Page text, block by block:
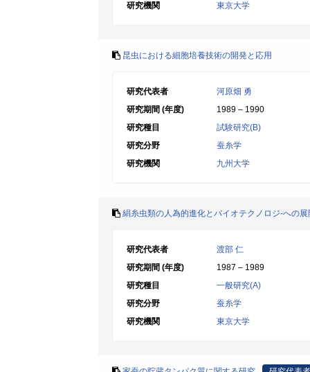
研究機関
東京大学
昆虫における細胞培養技術の開発と応用
研究代表者
河原畑 勇
研究期間 (年度)
1989 – 1990
研究種目
試験研究(B)
研究分野
蚕糸学
研究機関
九州大学
絹糸虫類の人為的進化とバイオテクノロジ-への展
研究代表者
渡部 仁
研究期間 (年度)
1987 – 1989
研究種目
一般研究(A)
研究分野
蚕糸学
研究機関
東京大学